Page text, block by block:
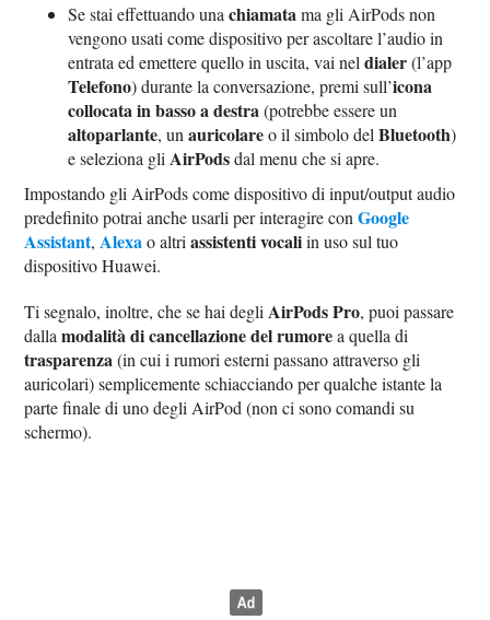
Se stai effettuando unachiamatama gli AirPods non
vengono usati come dispositivo per ascoltare l’audio in
entrata ed emettere quello in uscita, vai neldialer(l’app
Telefono) durante la conversazione, premi sull’icona
collocata in basso a destra(potrebbe essere un
altoparlante, unauricolareo il simbolo delBluetooth)
e seleziona gli AirPodsdal menu che si apre.
Impostando gli AirPods come dispositivo di input/output audio
predefinito potrai anche usarli per interagire conGoogle
Assistant, Alexao altriassistenti vocaliin uso sul tuo
dispositivo Huawei.
Ti segnalo, inoltre, che se hai degli AirPods Pro, puoi passare
dallamodalità di cancellazione del rumorea quella di
trasparenza(in cui i rumori esterni passano attraverso gli
auricolari) semplicemente schiacciando per qualche istante la
parte finale di uno degli AirPod (non ci sono comandi su
schermo).